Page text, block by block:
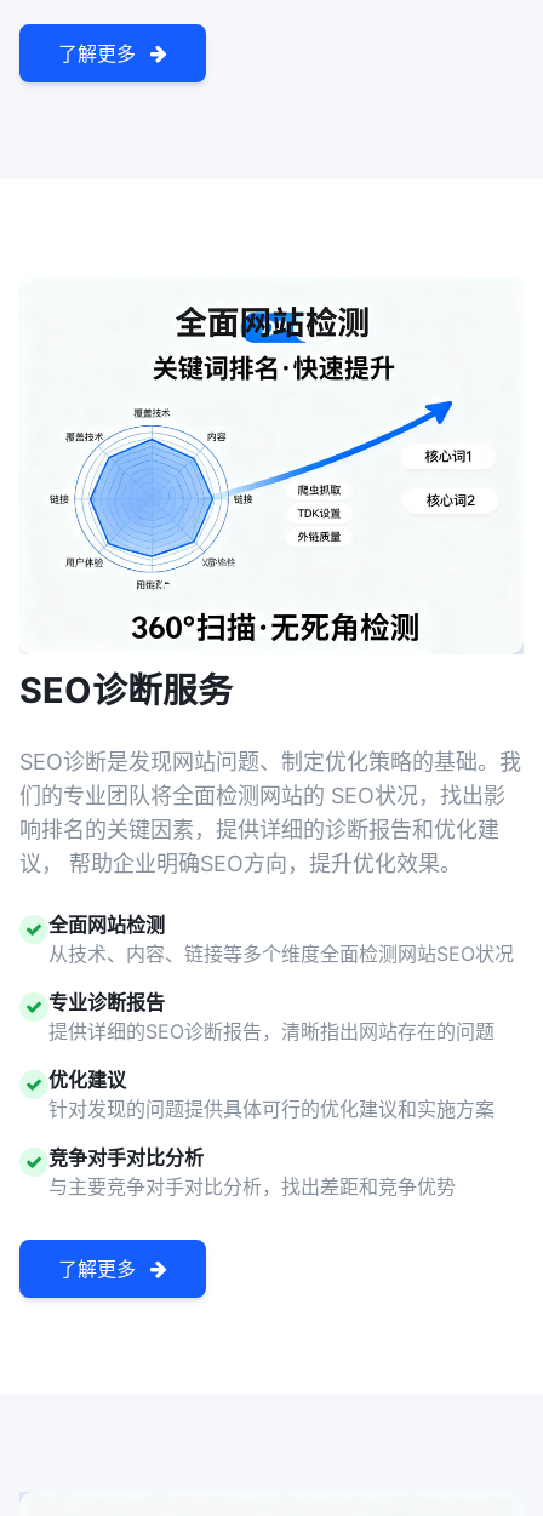
了解更多
SEO诊断服务
SEO诊断是发现网站问题、制定优化策略的基础。我
们的专业团队将全面检测网站的 SEO状况，找出影
响排名的关键因素，提供详细的诊断报告和优化建
议， 帮助企业明确SEO方向，提升优化效果。
全面网站检测
从技术、内容、链接等多个维度全面检测网站SEO状况
专业诊断报告
提供详细的SEO诊断报告，清晰指出网站存在的问题
优化建议
针对发现的问题提供具体可行的优化建议和实施方案
竞争对手对比分析
与主要竞争对手对比分析，找出差距和竞争优势
了解更多